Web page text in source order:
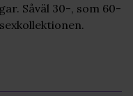
Såväl 30-, som 60-